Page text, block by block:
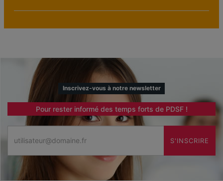
Inscrivez-vous à notre newsletter
Pour rester informé des temps forts de PDSF !
S'INSCRIRE